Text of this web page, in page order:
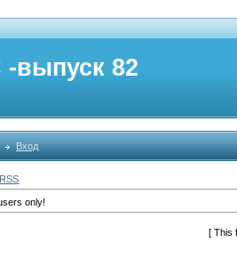
выпуск 82
Вход
RSS
only!
[This